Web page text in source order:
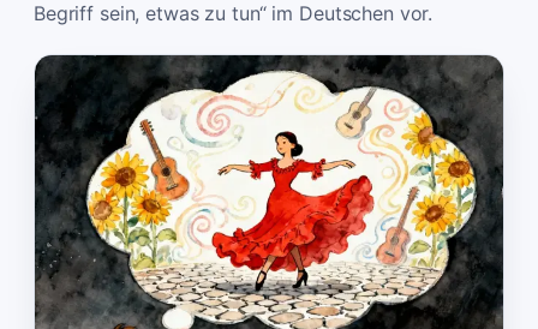
Begriff sein, etwas zu tun“ im Deutschen vor.